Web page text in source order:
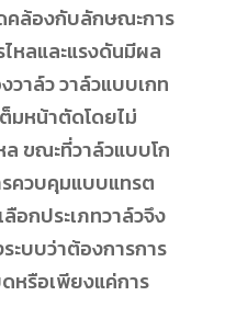
ล้องกับลักษณะการ
หลและแรงดันมีผล
าล์ว วาล์วแบบเกท
มหน้าตัดโดยไม่
ขณะที่วาล์วแบบโก
ควบคุมแบบแทรต
อกประเภทวาล์วจึง
บบว่าต้องการการ
หรือเพียงแค่การ